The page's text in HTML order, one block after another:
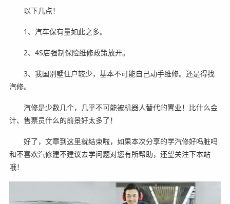
以下几点！
1、汽车保有量如此之多。
2、4S店强制保险维修政策放开。
3、我国别墅住户较少，基本不可能自己动手维修。还是得找
汽修。
汽修是少数几个，几乎不可能被机器人替代的置业！比什么会
计、售票员什么的前景好太多了！
好了，文章到这里就结束啦，如果本次分享的学汽修好吗脏吗
和不喜欢汽修建不建议去学问题对您有所帮助，还望关注下本站
哦！